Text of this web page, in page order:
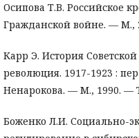
Осипова Т.В. Российское
Гражданской войне. — М.,
Карр Э. История
революция. 1917-1923 :
Ненарокова. — М., 1990. —
Боженко Л.И. Социально-